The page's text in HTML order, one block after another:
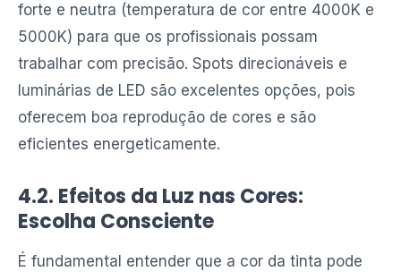
forte e neutra (temperatura de cor entre 4000K e
5000K) para que os profissionais possam
trabalhar com precisão. Spots direcionáveis e
luminárias de LED são excelentes opções, pois
oferecem boa reprodução de cores e são
eficientes energeticamente.
4.2. Efeitos da Luz nas Cores:
Escolha Consciente
É fundamental entender que a cor da tinta pode